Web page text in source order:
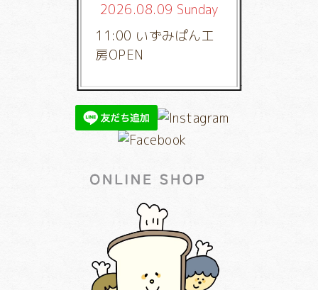
2026.08.09 Sunday
11:00 いずみぱん工
房OPEN